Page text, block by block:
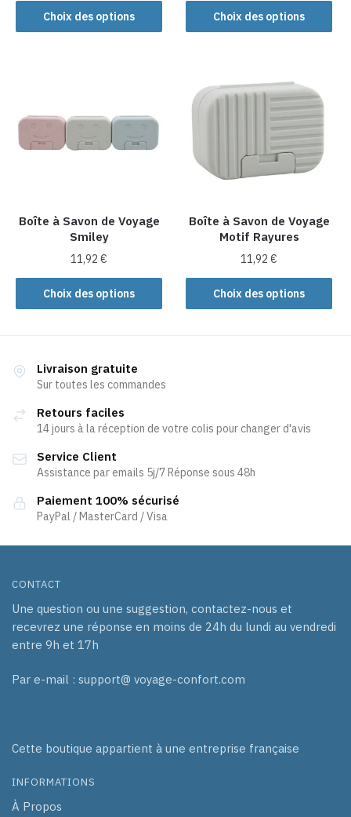
Choix des options
Ce
produit
options
peuvent
la
page
du
produit
Choix des options
Ce
produit
variations.
Les
options
peuvent
être
choisies
la
page
du
produit
Boîte à Savon de Voyage
Smiley
11,92€
Choix des options
Ce
produit
variations.
Les
peuvent
choisies
sur
la
page
Boîte à Savon de Voyage
Motif Rayures
11,92€
Choix des options
Ce
produit
peuvent
être
Livraison gratuite
Sur toutes les commandes
Retours faciles
14 jours à la réception de votre colis pour changer d'avis
Service Client
Assistance par emails 5j/7 Réponse sous 48h
Paiement 100% sécurisé
PayPal / MasterCard / Visa
CONTACT
Une question ou une suggestion, contactez-nous et
recevrez une réponse en moins de 24h du lundi au vendredi
entre 9h et 17h
Par e-mail : support@ voyage-confort.com
Cette boutique appartient à une entreprise française
INFORMATIONS
À Propos